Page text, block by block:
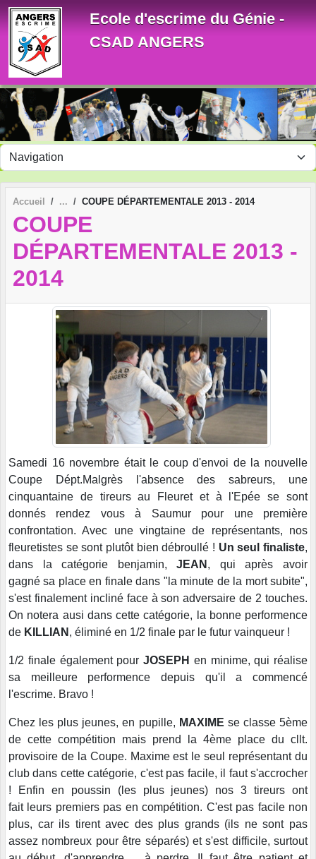
Ecole d'escrime du Génie -
CSAD ANGERS
Accueil COUPE DÉPARTEMENTALE 2013 - 2014
COUPE
DÉPARTEMENTALE 2013 -
2014
Samedi 16 novembre était le coup d'envoi de la nouvelle
Coupe Dépt.Malgrès l'absence des sabreurs, une
cinquantaine de tireurs au Fleuret et à l'Epée se sont
donnés rendez vous à Saumur pour une première
confrontation. Avec une vingtaine de représentants, nos
fleuretistes se sont plutôt bien débroullé ! Un seul finaliste,
dans la catégorie benjamin,JEAN , qui après avoir
gagné sa place en finale dans "la minute de la mort subite",
s'est finalement incliné face à son adversaire de 2 touches.
On notera ausi dans cette catégorie, la bonne performence
de KILLIAN , éliminé en 1/2 finale par le futur vainqueur !
1/2 finale également pour JOSEPH en minime, qui réalise
sa meilleure performence depuis qu'il a commencé
l'escrime. Bravo !
Chez les plus jeunes, en pupille, MAXIME se classe 5ème
de cette compétition mais prend la 4ème place du cllt.
provisoire de la Coupe. Maxime est le seul représentant du
club dans cette catégorie, c'est pas facile, il faut s'accrocher
! Enfin en poussin (les plus jeunes) nos 3 tireurs ont
fait leurs premiers pas en compétition. C'est pas facile non
plus, car ils tirent avec des plus grands (ils ne sont pas
assez nombreux pour être séparés) et s'est difficile, surtout
Panneau de gestion des cookies